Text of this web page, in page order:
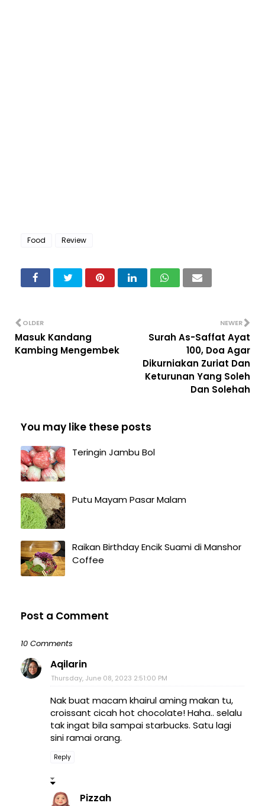
Food Review
NEWER
Surah As-Saffat Ayat
100, Doa Agar
Dikurniakan Zuriat Dan
Keturunan Yang Soleh
Dan Solehah
OLDER
Masuk Kandang
Kambing Mengembek
You may like these posts
Teringin Jambu Bol
Putu Mayam Pasar Malam
Raikan Birthday Encik Suami di Manshor
Coffee
Post a Comment
10 Comments
Aqilarin
Thursday, June 08, 2023 2:51:00 PM
Nak buat macam khairul aming makan tu,
croissant cicah hot chocolate! Haha.. selalu
tak ingat bila sampai starbucks. Satu lagi
sini ramai orang.
Reply
Pizzah